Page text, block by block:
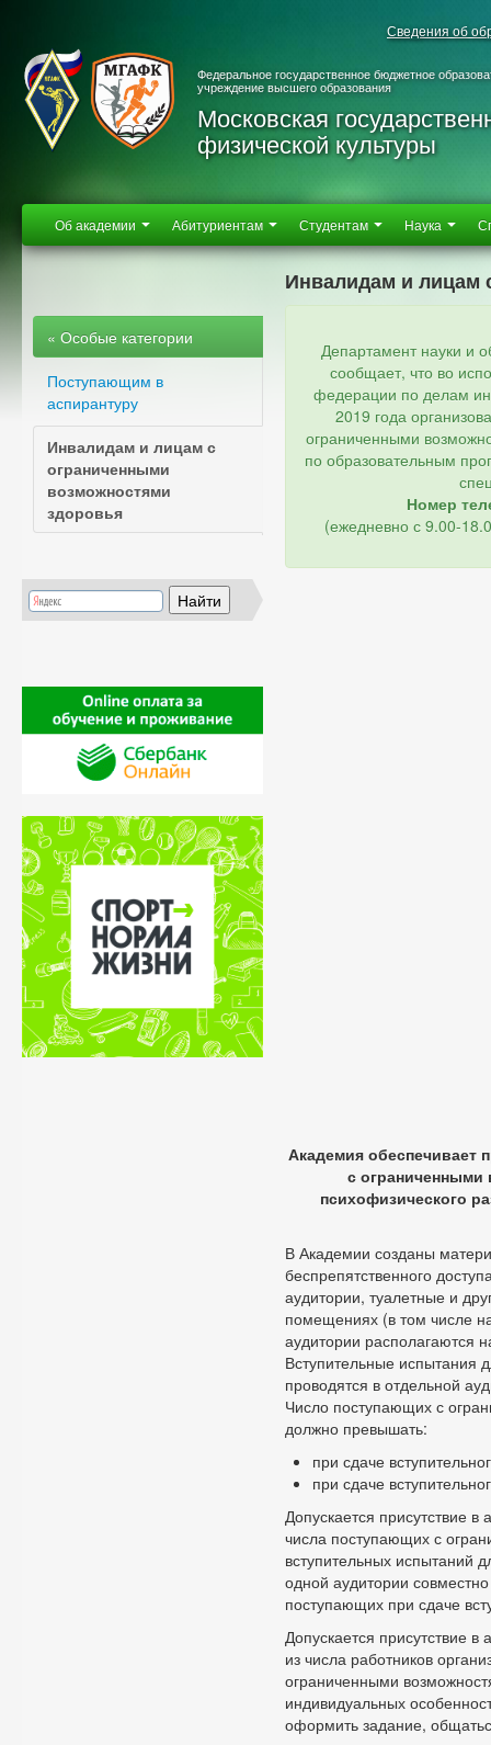
Сведения об
Федеральное государственное бюджетное
учреждение высшего образования
Московская
физической культуры
Об академии Абитуриентам Студентам Наука
« Особые категории
Поступающим в
аспирантуру
Инвалидам и лицам с
ограниченными
возможностями
здоровья
Инвалидам и лицам
Департамент науки и
сообщает, что во
федерации по делам
2019 года
ограниченными
по образовательным
Номер
(ежедневно с 9.00-
Академия обеспечивает
с ограниченными
психофизического
В Академии созданы
беспрепятственного
аудитории, туалетные и
помещениях (в том числе
аудитории располагаются
Вступительные испытания
проводятся в отдельной
Число поступающих с
должно превышать:
при сдаче
при сдаче
Допускается присутствие
числа поступающих с
вступительных испытаний
одной аудитории
поступающих при сдаче
Допускается присутствие
из числа работников
ограниченными
индивидуальных
оформить задание,